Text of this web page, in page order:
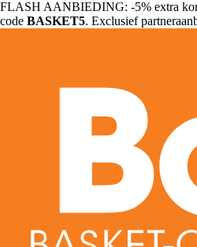
FLASH AANBIEDING: -5% extra
code BASKET5. Exclusief